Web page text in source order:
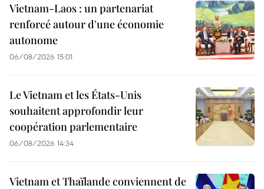
Vietnam-Laos : un partenariat
renforcé autour d'une économie
autonome
06/08/2026 15:01
Le Vietnam et les États-Unis
souhaitent approfondir leur
coopération parlementaire
06/08/2026 14:34
Vietnam et Thaïlande conviennent de